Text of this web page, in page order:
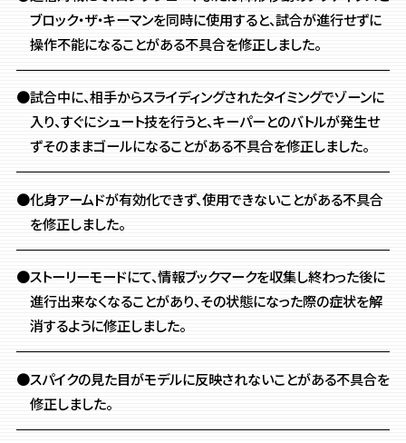
ブロック・ザ・キーマンを同時に使用すると、試合が進行せずに
操作不能になることがある不具合を修正しました。
●試合中に、相手からスライディングされたタイミングでゾーンに
入り、すぐにシュート技を行うと、キーパーとのバトルが発生せ
ずそのままゴールになることがある不具合を修正しました。
●化身アームドが有効化できず、使用できないことがある不具合
を修正しました。
●ストーリーモードにて、情報ブックマークを収集し終わった後に
進行出来なくなることがあり、その状態になった際の症状を解
消するように修正しました。
●スパイクの見た目がモデルに反映されないことがある不具合を
修正しました。